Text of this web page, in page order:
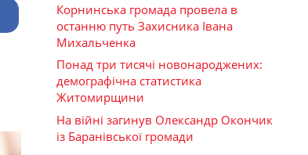
Корнинська громада провела в
останню путь Захисника Івана
Михальченка
Понад три тисячі новонароджених:
демографічна статистика
Житомирщини
На війні загинув Олександр Окончик
із Баранівської громади